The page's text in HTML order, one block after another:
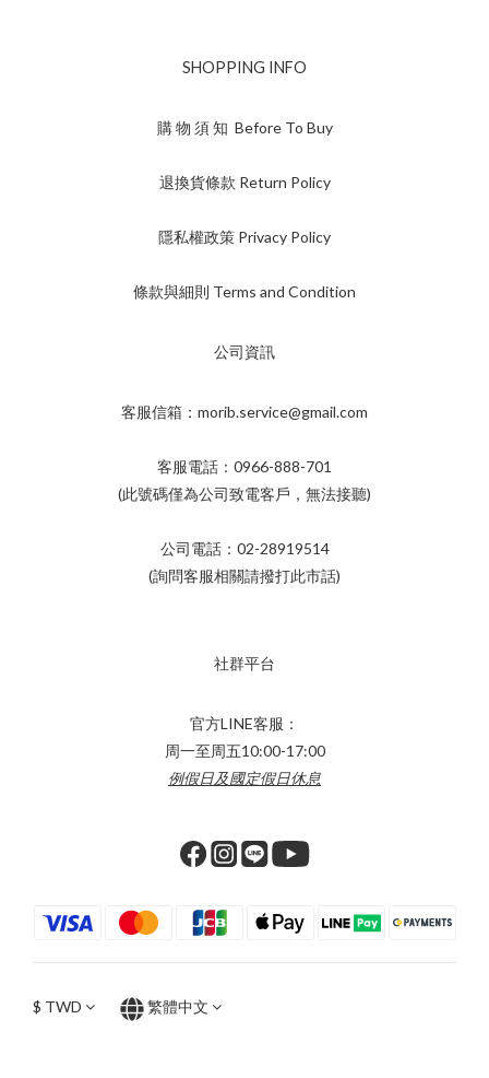
SHOPPING INFO
購 物 須 知 Before To Buy
退換貨條款 Return Policy
隱私權政策 Privacy Policy
條款與細則 Terms and Condition
公司資訊
客服信箱：morib.service@gmail.com
客服電話：0966-888-701
(此號碼僅為公司致電客戶，無法接聽)
公司電話：02-28919514
(詢問客服相關請撥打此市話)
社群平台
官方LINE客服：
周一至周五10:00-17:00
例假日及國定假日休息
$ TWD 繁體中文